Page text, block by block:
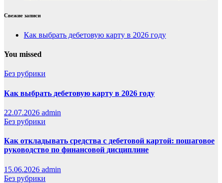
Свежие записи
Как выбрать дебетовую карту в 2026 году
You missed
Без рубрики
Как выбрать дебетовую карту в 2026 году
22.07.2026 admin
Без рубрики
Как откладывать средства с дебетовой картой: пошаговое
руководство по финансовой дисциплине
15.06.2026 admin
Без рубрики